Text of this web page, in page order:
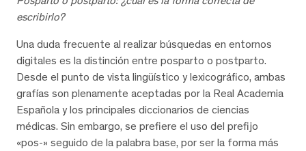
escribirlo?
Una duda frecuente al realizar búsquedas en entornos
digitales es la distinción entre posparto o postparto.
Desde el punto de vista lingüístico y lexicográfico, ambas
grafías son plenamente aceptadas por la Real Academia
Española y los principales diccionarios de ciencias
médicas. Sin embargo, se prefiere el uso del prefijo
«pos-» seguido de la palabra base, por ser la forma más